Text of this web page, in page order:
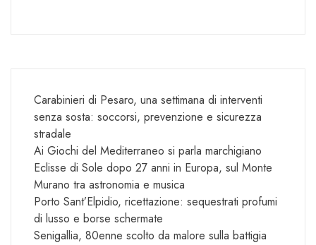
Carabinieri di Pesaro, una settimana di interventi
senza sosta: soccorsi, prevenzione e sicurezza
stradale
Ai Giochi del Mediterraneo si parla marchigiano
Eclisse di Sole dopo 27 anni in Europa, sul Monte
Murano tra astronomia e musica
Porto Sant’Elpidio, ricettazione: sequestrati profumi
di lusso e borse schermate
Senigallia, 80enne scolto da malore sulla battigia